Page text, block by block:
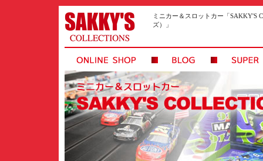
ミニカー＆スロットカー「SAKKY'S
ズ）」